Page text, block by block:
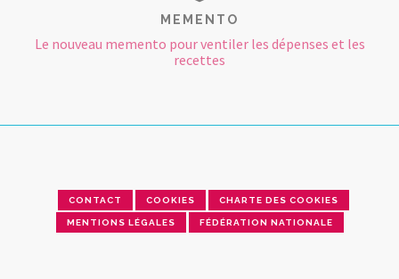
MEMENTO
Le nouveau memento pour ventiler les dépenses et les
recettes
CONTACT COOKIES CHARTE DES COOKIES
MENTIONS LÉGALES FÉDÉRATION NATIONALE